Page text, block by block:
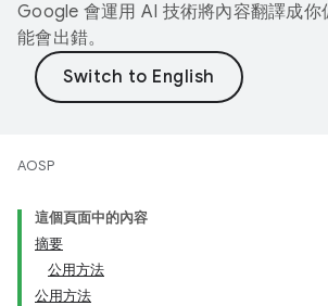
Google 會運用 AI 技術將內容翻譯成你
能會出錯。
AOSP
這個頁面中的內容
摘要
公用方法
公用方法